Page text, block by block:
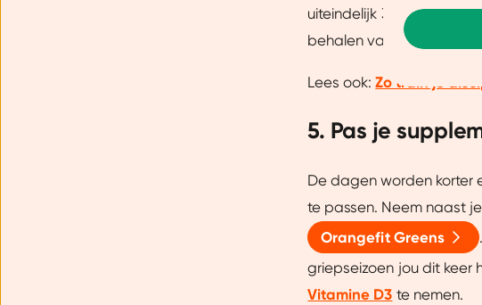
gebruiksgemak vergroten. Daarnaast
onze vertrouwde partners om je een
uiteindelijk 3 of 4
behalen van je doelen
Lees ook:Zo train je
5. Pas je
De dagen worden korter
te passen. Neem naast
Orangefit Greens
griepseizoen jou dit keer
Vitamine D3 te nemen.